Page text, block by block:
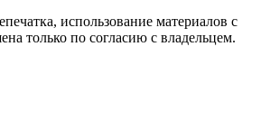
использование материалов с
только по согласию с владельцем.